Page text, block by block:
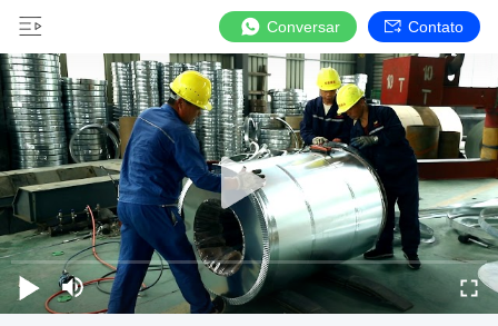
Conversar Contato